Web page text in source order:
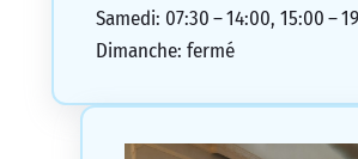
Samedi: 07:30 – 14:00, 15:00 –
Dimanche: fermé